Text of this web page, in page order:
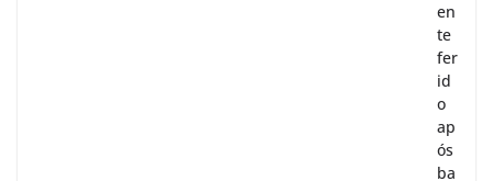
en
te
fer
id
o
ap
ós
ba